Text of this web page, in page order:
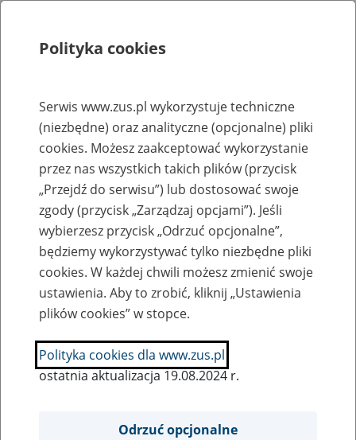
Rejestry, ewidencje i archiwa
Baza zlikwidowanych lub
przekształconych zakładów pracy
Nazwa zakładu pracy:
SZUKAJ
Polityka cookies
Serwis www.zus.pl wykorzystuje techniczne
(niezbędne) oraz analityczne (opcjonalne) pliki
cookies. Możesz zaakceptować wykorzystanie
przez nas wszystkich takich plików (przycisk
„Przejdź do serwisu”) lub dostosować swoje
zgody (przycisk „Zarządzaj opcjami”). Jeśli
wybierzesz przycisk „Odrzuć opcjonalne”,
będziemy wykorzystywać tylko niezbędne pliki
cookies. W każdej chwili możesz zmienić swoje
ustawienia. Aby to zrobić, kliknij „Ustawienia
plików cookies” w stopce.
Polityka cookies dla www.zus.pl
ostatnia aktualizacja 19.08.2024 r.
Odrzuć opcjonalne